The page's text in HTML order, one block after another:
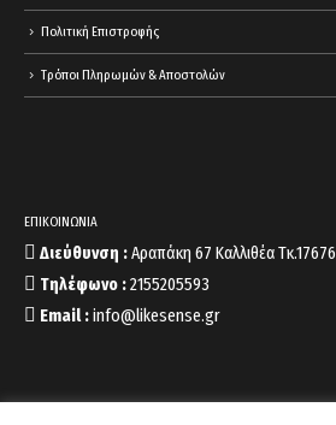
Πολιτική Επιστροφής
Τρόποι Πληρωμών & Αποστολών
ΕΠΙΚΟΙΝΩΝΙΑ
Διεύθυνση :Αραπάκη 67 Καλλιθέα Τκ.17676
Τηλέφωνο :2155205593
Email :info@likesense.gr